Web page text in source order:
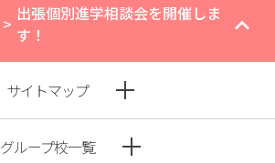
> 出張個別進学相談会を開催しま
す！
サイトマップ
グループ校一覧